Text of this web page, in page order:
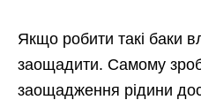
Якщо робити такі баки
заощадити. Самому
заощадження рідини